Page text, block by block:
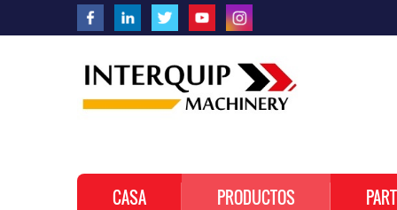
CASA PRODUCTOS